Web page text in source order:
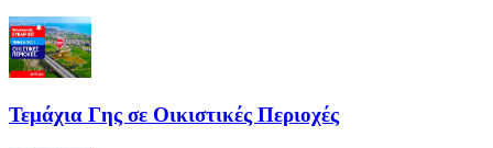
Τεμάχια Γης σε Οικιστικές Περιοχές